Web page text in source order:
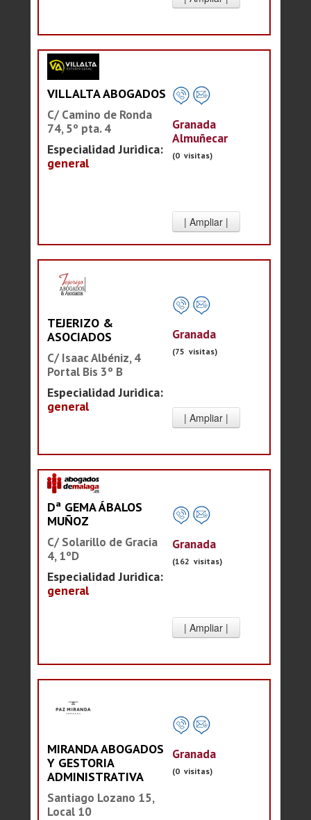
VILLALTA ABOGADOS
C/ Camino de Ronda
74, 5º pta. 4
Especialidad Juridica:
general
Granada
Almuñecar
(0 visitas)
TEJERIZO &
ASOCIADOS
C/ Isaac Albéniz, 4
Portal Bis 3º B
Especialidad Juridica:
general
Granada
(75 visitas)
Dª GEMA ÁBALOS
MUÑOZ
C/ Solarillo de Gracia
4, 1ºD
Especialidad Juridica:
general
Granada
(162 visitas)
MIRANDA ABOGADOS
Y GESTORIA
ADMINISTRATIVA
Santiago Lozano 15,
Local 10
Granada
(0 visitas)